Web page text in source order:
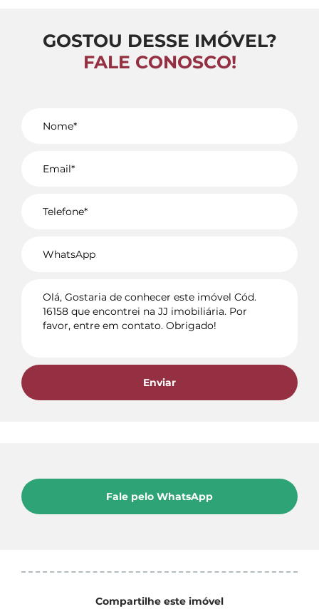
GOSTOU DESSE IMÓVEL?
FALE CONOSCO!
Enviar
Fale pelo WhatsApp
Compartilhe este imóvel